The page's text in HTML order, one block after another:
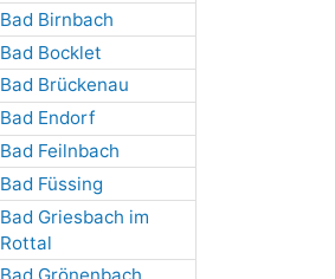
Bad Birnbach
Bad Bocklet
Bad Brückenau
Bad Endorf
Bad Feilnbach
Bad Füssing
Bad Griesbach im
Rottal